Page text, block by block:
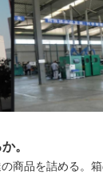
。
商品を詰める。